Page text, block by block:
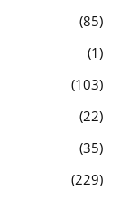
85
1
103
22
35
229